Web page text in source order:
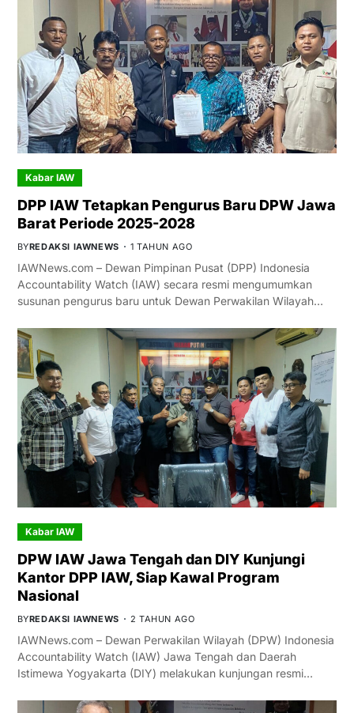
Kabar IAW
DPP IAW Tetapkan Pengurus Baru DPW Jawa
Barat Periode 2025-2028
BYREDAKSI IAWNEWS 1 TAHUN AGO
IAWNews.com – Dewan Pimpinan Pusat (DPP) Indonesia
Accountability Watch (IAW) secara resmi mengumumkan
susunan pengurus baru untuk Dewan Perwakilan Wilayah…
Kabar IAW
DPW IAW Jawa Tengah dan DIY Kunjungi
Kantor DPP IAW, Siap Kawal Program
Nasional
BYREDAKSI IAWNEWS 2 TAHUN AGO
IAWNews.com – Dewan Perwakilan Wilayah (DPW) Indonesia
Accountability Watch (IAW) Jawa Tengah dan Daerah
Istimewa Yogyakarta (DIY) melakukan kunjungan resmi…